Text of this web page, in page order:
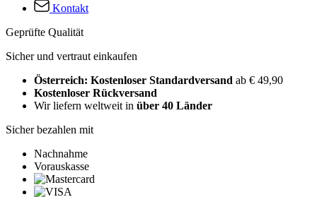
Kontakt
Geprüfte Qualität
Sicher und vertraut einkaufen
Österreich: Kostenloser Standardversand ab € 49,90
Kostenloser Rückversand
Wir liefern weltweit in über 40 Länder
Sicher bezahlen mit
Nachnahme
Vorauskasse